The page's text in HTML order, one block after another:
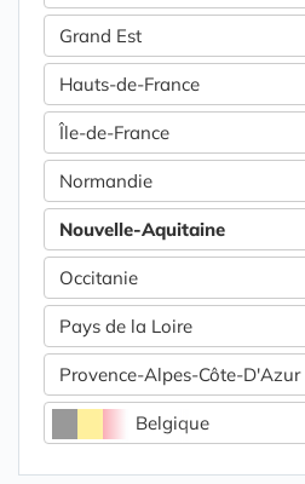
Grand Est
Hauts-de-France
Île-de-France
Normandie
Nouvelle-Aquitaine
Occitanie
Pays de la Loire
Provence-Alpes-Côte-D'Azur
Belgique